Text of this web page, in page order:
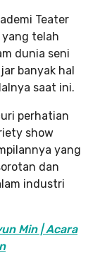
Teater
telah
dunia seni
banyak hal
saat ini.
perhatian
show
yang
dan
industri
Min | Acara